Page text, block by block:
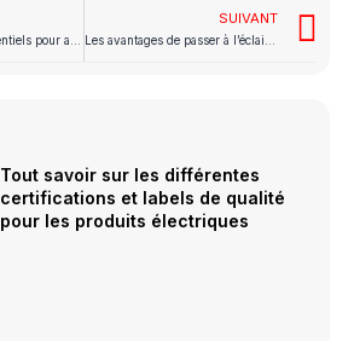
Les 10 conseils essentiels pour assurer la sécurité électrique dans votre maison
SUIVANT
Les avantages de passer à l’éclairage LED : économie et durabilité
Tout savoir sur les différentes
certifications et labels de qualité
pour les produits électriques